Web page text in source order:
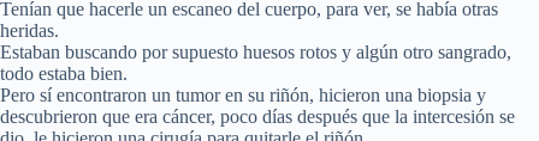
Tenían que hacerle un escaneo del cuerpo, para ver, se había otras
heridas.
Estaban buscando por supuesto huesos rotos y algún otro sangrado,
todo estaba bien.
Pero sí encontraron un tumor en su riñón, hicieron una biopsia y
descubrieron que era cáncer, poco días después que la intercesión se